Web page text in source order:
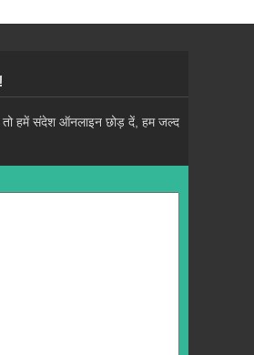
तो हमें संदेश ऑनलाइन छोड़ दें, हम जल्द